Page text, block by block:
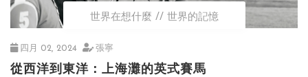
世界在想什麼 世界的記憶
四月 02, 2024 張寧
從西洋到東洋：上海灘的英式賽馬